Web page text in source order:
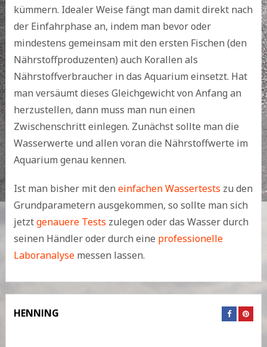
kümmern. Idealer Weise fängt man damit direkt nach
der Einfahrphase an, indem man bevor oder
mindestens gemeinsam mit den ersten Fischen (den
Nährstoffproduzenten) auch Korallen als
Nährstoffverbraucher in das Aquarium einsetzt. Hat
man versäumt dieses Gleichgewicht von Anfang an
herzustellen, dann muss man nun einen
Zwischenschritt einlegen. Zunächst sollte man die
Wasserwerte und allen voran die Nährstoffwerte im
Aquarium genau kennen.
Ist man bisher mit den einfachen Wassertests zu den
Grundparametern ausgekommen, so sollte man sich
jetztgenauere Tests zulegen oder das Wasser durch
seinen Händler oder durch eine professionelle
Laboranalysemessen lassen.
HENNING